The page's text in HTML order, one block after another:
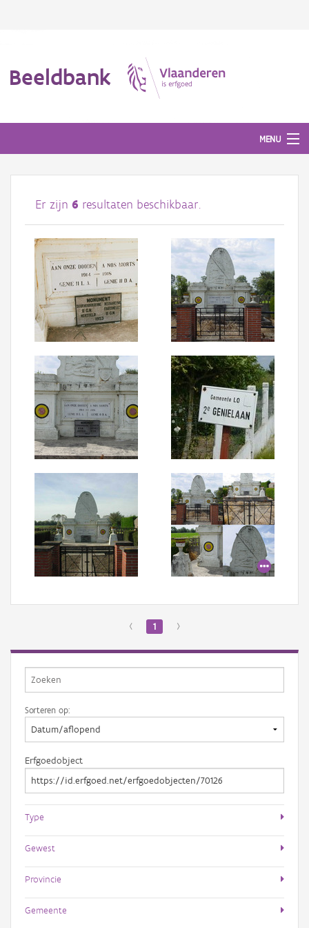
Beeldbank
MENU
Afbeeldingen
#BeeldIndeKijker
Hergebruik
Over ons
Aanmelden
Er zijn 6 resultaten beschikbaar.
‹ 1 ›
Sorteren op:
Erfgoedobject
Type
Gewest
Provincie
Gemeente